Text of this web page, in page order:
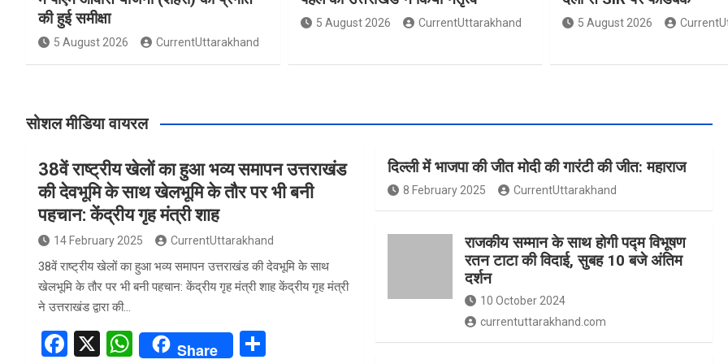
की हुई समीक्षा
5 August 2026 CurrentUttarakhand
5 August 2026 CurrentUttarakhand 5 August 2026
सोशल मीडिया वायरल
38वें राष्ट्रीय खेलों का हुआ भव्य समापन उत्तराखंड
की देवभूमि के साथ खेलभूमि के तौर पर भी बनी
पहचान: केंद्रीय गृह मंत्री शाह
14 February 2025 CurrentUttarakhand
38वें राष्ट्रीय खेलों का हुआ भव्य समापन उत्तराखंड की देवभूमि के साथ
खेलभूमि के तौर पर भी बनी पहचान: केंद्रीय गृह मंत्री शाह केंद्रीय गृह मंत्री
ने उत्तराखंड द्वारा की…
F
X
W
Share
दिल्ली में भाजपा की जीत मोदी की गारंटी की जीत: महाराज
8 February 2025 CurrentUttarakhand
राजकीय सम्मान के साथ होगी पद्म विभूषण
रतन टाटा की विदाई, सुबह 10 बजे अंतिम
दर्शन
10 October 2024
currentuttarakhand.com